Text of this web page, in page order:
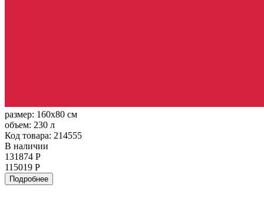
размер: 160x80 см
объем: 230 л
Код товара: 214555
В наличии
131874 Р
115019 Р
Подробнее